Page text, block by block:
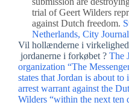
trial of Geert Wilders
against Dutch freedom.
Netherlands, City Journal
Vil hollænderne i
jordanerne i forkøbet ? The
organization “The
states that Jordan is about to
arrest warrant against the
Wilders “within the next ten